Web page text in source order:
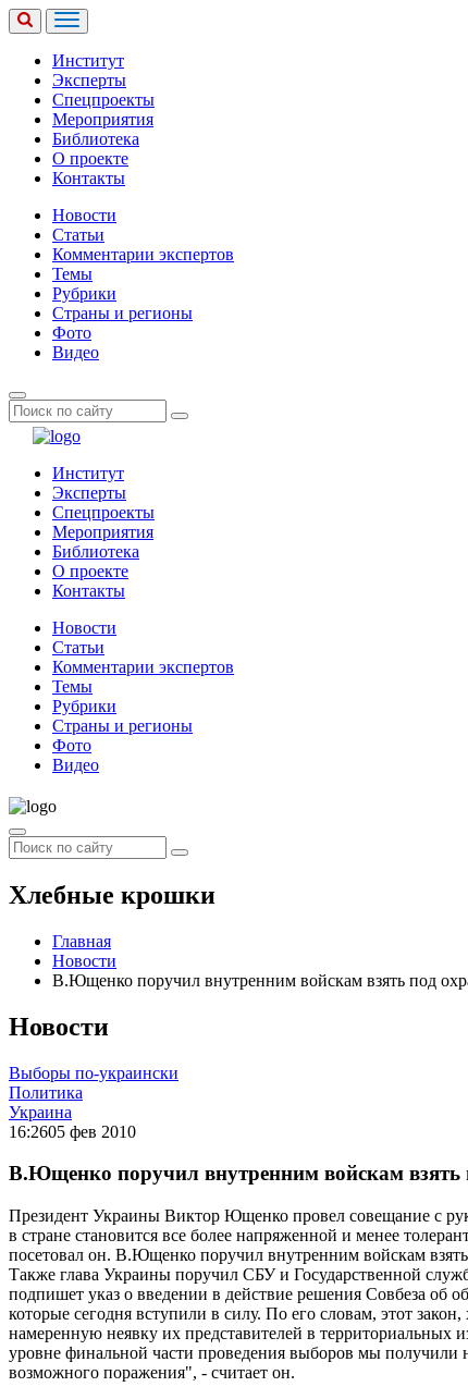
Институт
Эксперты
Спецпроекты
Мероприятия
Библиотека
О проекте
Контакты
Новости
Статьи
Комментарии экспертов
Темы
Рубрики
Страны и регионы
Фото
Видео
Институт
Эксперты
Спецпроекты
Мероприятия
Библиотека
О проекте
Контакты
Новости
Статьи
Комментарии экспертов
Темы
Рубрики
Страны и регионы
Фото
Видео
Хлебные крошки
Главная
Новости
В.Ющенко поручил внутренним войскам взять под
Новости
Выборы по-украински
Политика
Украина
16:2605 фев 2010
В.Ющенко поручил внутренним войскам
Президент Украины Виктор Ющенко провел совещание с
в стране становится все более напряженной и менее
посетовал он. В.Ющенко поручил внутренним войскам
Также глава Украины поручил СБУ и Государственной
подпишет указ о введении в действие решения Совбеза об
которые сегодня вступили в силу. По его словам, этот
намеренную неявку их представителей в
уровне финальной части проведения выборов мы получили
возможного поражения", - считает он.